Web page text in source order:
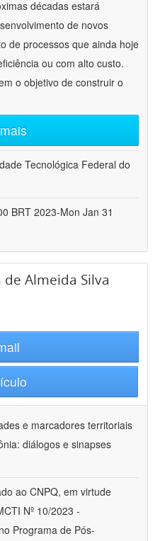
décadas estará
de novos
de processos que ainda hoje
ou com alto custo.
o objetivo de construir o
Tecnológica Federal do
BRT 2023-Mon Jan 31
Almeida Silva
e marcadores territoriais
diálogos e sinapses
ao CNPQ, em virtude
Nº 10/2023 -
Programa de Pós-